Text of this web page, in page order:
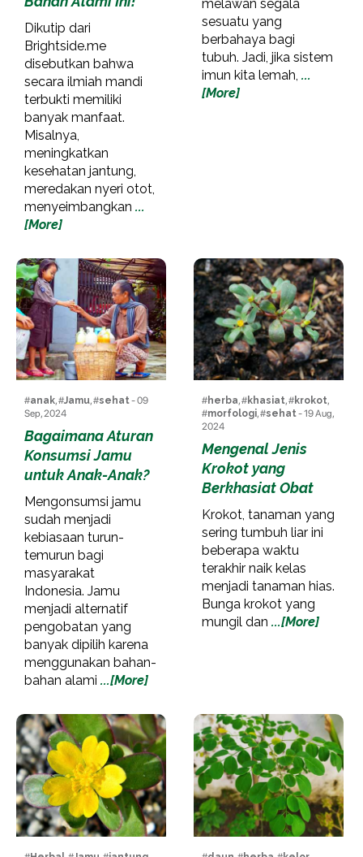
Dikutip dari
Brightside.me
disebutkan bahwa
secara ilmiah mandi
terbukti memiliki
banyak manfaat.
Misalnya,
meningkatkan
kesehatan jantung,
meredakan nyeri otot,
menyeimbangkan ...
[More]
melawan segala
sesuatu yang
berbahaya bagi
tubuh. Jadi, jika sistem
imun kita lemah, ...
[More]
#anak, #Jamu, #sehat- 09
Sep, 2024
Bagaimana Aturan
Konsumsi Jamu
untuk Anak-Anak?
Mengonsumsi jamu
sudah menjadi
kebiasaan turun-
temurun bagi
masyarakat
Indonesia. Jamu
menjadi alternatif
pengobatan yang
banyak dipilih karena
menggunakan bahan-
bahan alami ...[More]
#herba, #khasiat, #krokot,
#morfologi, #sehat- 19 Aug,
2024
Mengenal Jenis
Krokot yang
Berkhasiat Obat
Krokot, tanaman yang
sering tumbuh liar ini
beberapa waktu
terakhir naik kelas
menjadi tanaman hias.
Bunga krokot yang
mungil dan ...[More]